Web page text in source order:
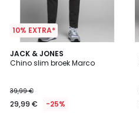
10% EXTRA*
JACK & JONES
Chino slim broek Marco
39,99 €
29,99 € -25%
4,5
/ 5